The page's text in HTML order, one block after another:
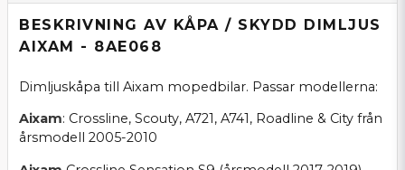
BESKRIVNING AV KÅPA / SKYDD DIMLJUS
AIXAM - 8AE068
Dimljuskåpa till Aixam mopedbilar. Passar modellerna:
Aixam: Crossline, Scouty, A721, A741, Roadline & City från
årsmodell 2005-2010